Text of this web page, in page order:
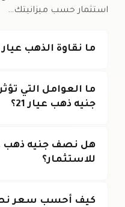
استثمار حسب ميزانيتك…
ما نقاوة الذهب عيار 21 في نصف الجنية؟
ما العوامل التي
جنيه ذهب عيار 21؟
للاستثمار؟
كيف أحسب سعر